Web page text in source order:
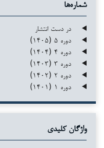
شماره‌ها
در دست انتشار
دوره ۵ (۱۴۰۵)
دوره ۴ (۱۴۰۴)
دوره ۳ (۱۴۰۳)
دوره ۲ (۱۴۰۲)
دوره ۱ (۱۴۰۱)
واژگان کلیدی